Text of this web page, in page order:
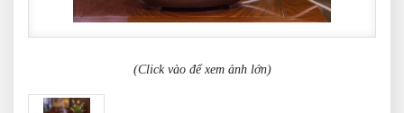
(Click vào để xem ảnh lớn)